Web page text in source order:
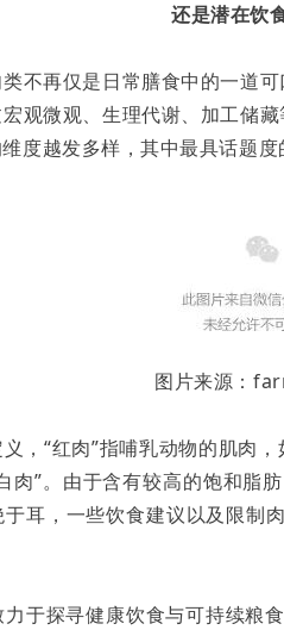
还是潜在饮
不再仅是日常膳食中的一道
观微观、生理代谢、加工储
度越发多样，其中最具话题度
图片来源：
，“红肉”指哺乳动物的肌肉
肉”。由于含有较高的饱和脂
耳，一些饮食建议以及限制
于探寻健康饮食与可持续粮